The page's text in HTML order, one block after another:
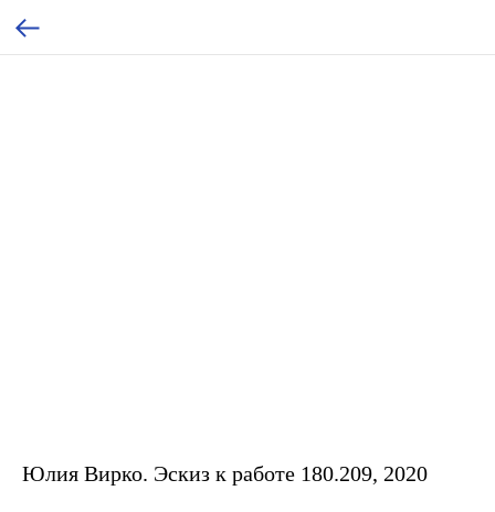
Юлия Вирко. Эскиз к работе 180.209, 2020